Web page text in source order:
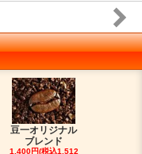
豆一オリジナル
ブレンド
1,400円(税込1,512